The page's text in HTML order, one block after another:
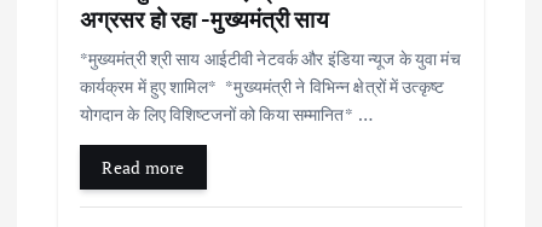
अग्रसर हो रहा -मुख्यमंत्री साय
*मुख्यमंत्री श्री साय आईटीवी नेटवर्क और इंडिया न्यूज के युवा मंच
कार्यक्रम में हुए शामिल* *मुख्यमंत्री ने विभिन्न क्षेत्रों में उत्कृष्ट
योगदान के लिए विशिष्टजनों को किया सम्मानित* …
Read more